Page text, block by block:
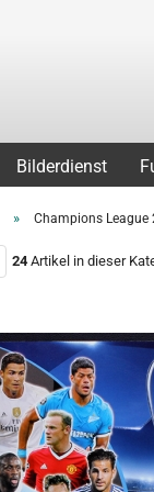
Bilderdienst
» Champions League
24Artikel in dieser